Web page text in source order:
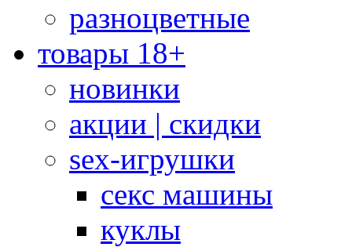
разноцветные
товары 18+
новинки
акции | скидки
sex-игрушки
секс машины
куклы